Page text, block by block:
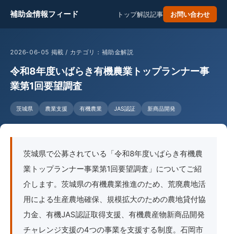
補助金情報フィード トップ解説記事 お問い合わせ
2026-06-05 掲載 / カテゴリ：補助金解説
令和8年度いばらき有機農業トップランナー事
業第1回要望調査
茨城県 農業支援 有機農業 JAS認証 新商品開発
茨城県で公募されている「令和8年度いばらき有機農
業トップランナー事業第1回要望調査」についてご紹
介します。茨城県の有機農業推進のため、荒廃農地活
用による生産農地確保、規模拡大のための農地貸付協
力金、有機JAS認証取得支援、有機農産物新商品開発
チャレンジ支援の4つの事業を支援する制度。石岡市